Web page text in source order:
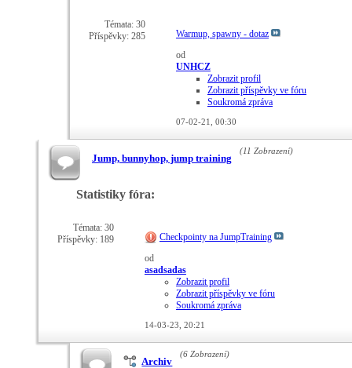
Témata: 30
Příspěvky: 285
Warmup, spawny - dotaz
od
UNHCZ
Zobrazit profil
Zobrazit příspěvky ve fóru
Soukromá zpráva
07-02-21, 00:30
Jump, bunnyhop, jump training
(11 Zobrazení)
Statistiky fóra:
Témata: 30
Příspěvky: 189
Checkpointy na JumpTraining
od
asadsadas
Zobrazit profil
Zobrazit příspěvky ve fóru
Soukromá zpráva
14-03-23, 20:21
Archiv
(6 Zobrazení)